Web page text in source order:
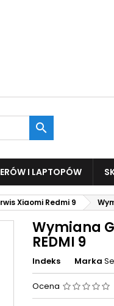

I LAPTOPÓW
Xiaomi Redmi 9
Wymiana
REDMI 9
Indeks Marka
Ocena